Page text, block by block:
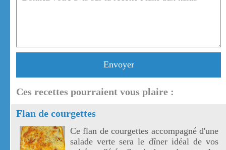
Envoyer
Ces recettes pourraient vous plaire :
Flan de courgettes
Ce flan de courgettes accompagné d'une
salade verte sera le dîner idéal de vos